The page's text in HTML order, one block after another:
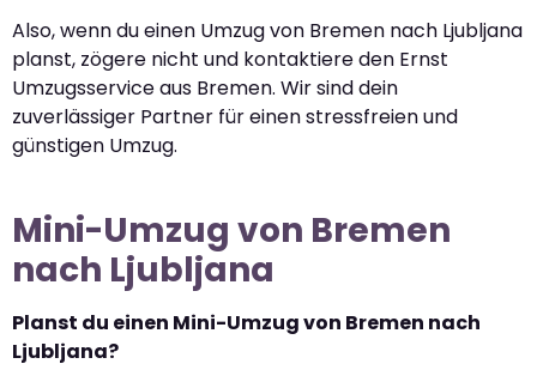
Also, wenn du einen Umzug von Bremen nach Ljubljana
planst, zögere nicht und kontaktiere den Ernst
Umzugsservice aus Bremen. Wir sind dein
zuverlässiger Partner für einen stressfreien und
günstigen Umzug.
Mini-Umzug von Bremen
nach Ljubljana
Planst du einen Mini-Umzug von Bremen nach
Ljubljana?